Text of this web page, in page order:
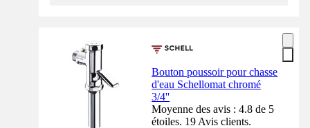
Bouton poussoir pour chasse
d'eau Schellomat chromé
3/4''
Moyenne des avis : 4.8 de 5
étoiles. 19 Avis clients.